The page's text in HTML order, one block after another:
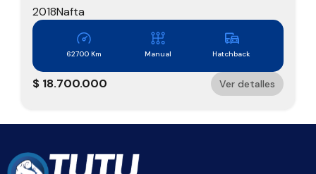
2018Nafta
62700 Km Manual Hatchback
$ 18.700.000 Ver detalles